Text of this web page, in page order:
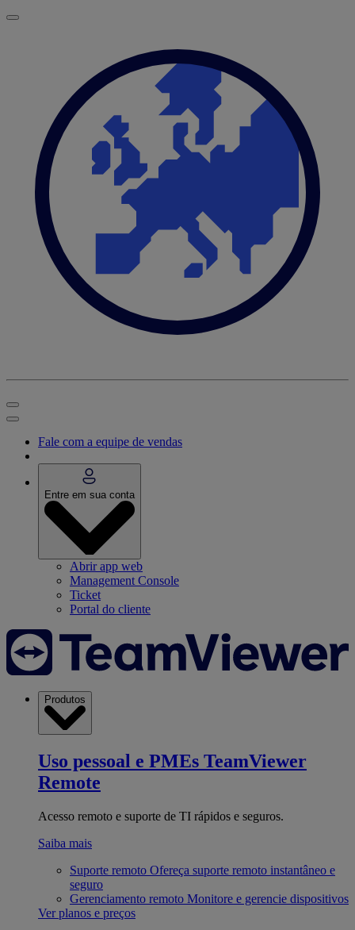
Fale com a equipe de vendas
Entre em sua conta
Abrir app web
Management Console
Ticket
Portal do cliente
Produtos
Uso pessoal e PMEs TeamViewer
Remote
Acesso remoto e suporte de TI rápidos e seguros.
Saiba mais
Suporte remoto Ofereça suporte remoto instantâneo e
seguro
Gerenciamento remoto Monitore e gerencie dispositivos
Ver planos e preços